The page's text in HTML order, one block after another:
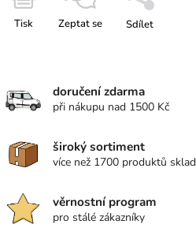
Tisk Zeptat se Sdílet
doručení zdarma
při nákupu nad 1500 Kč
široký sortiment
více než 1700 produktů
věrnostní program
pro stálé zákazníky